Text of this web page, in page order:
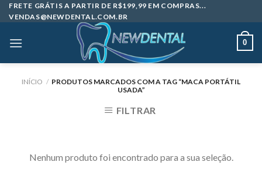
Skip
to
FRETE GRÁTIS A PARTIR DE R$199,99 EM COMPRAS...
VENDAS@NEWDENTAL.COM.BR
0
INÍCIO / PRODUTOS MARCADOS COM A TAG “MACA PORTÁTIL
USADA”
FILTRAR
Nenhum produto foi encontrado para a sua seleção.